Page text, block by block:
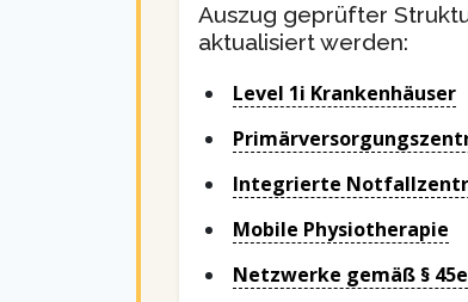
Auszug geprüfter
aktualisiert werden:
Level 1i Krankenhäuser
Integrierte
Mobile Physiotherapie
Netzwerke gemäß § 45e